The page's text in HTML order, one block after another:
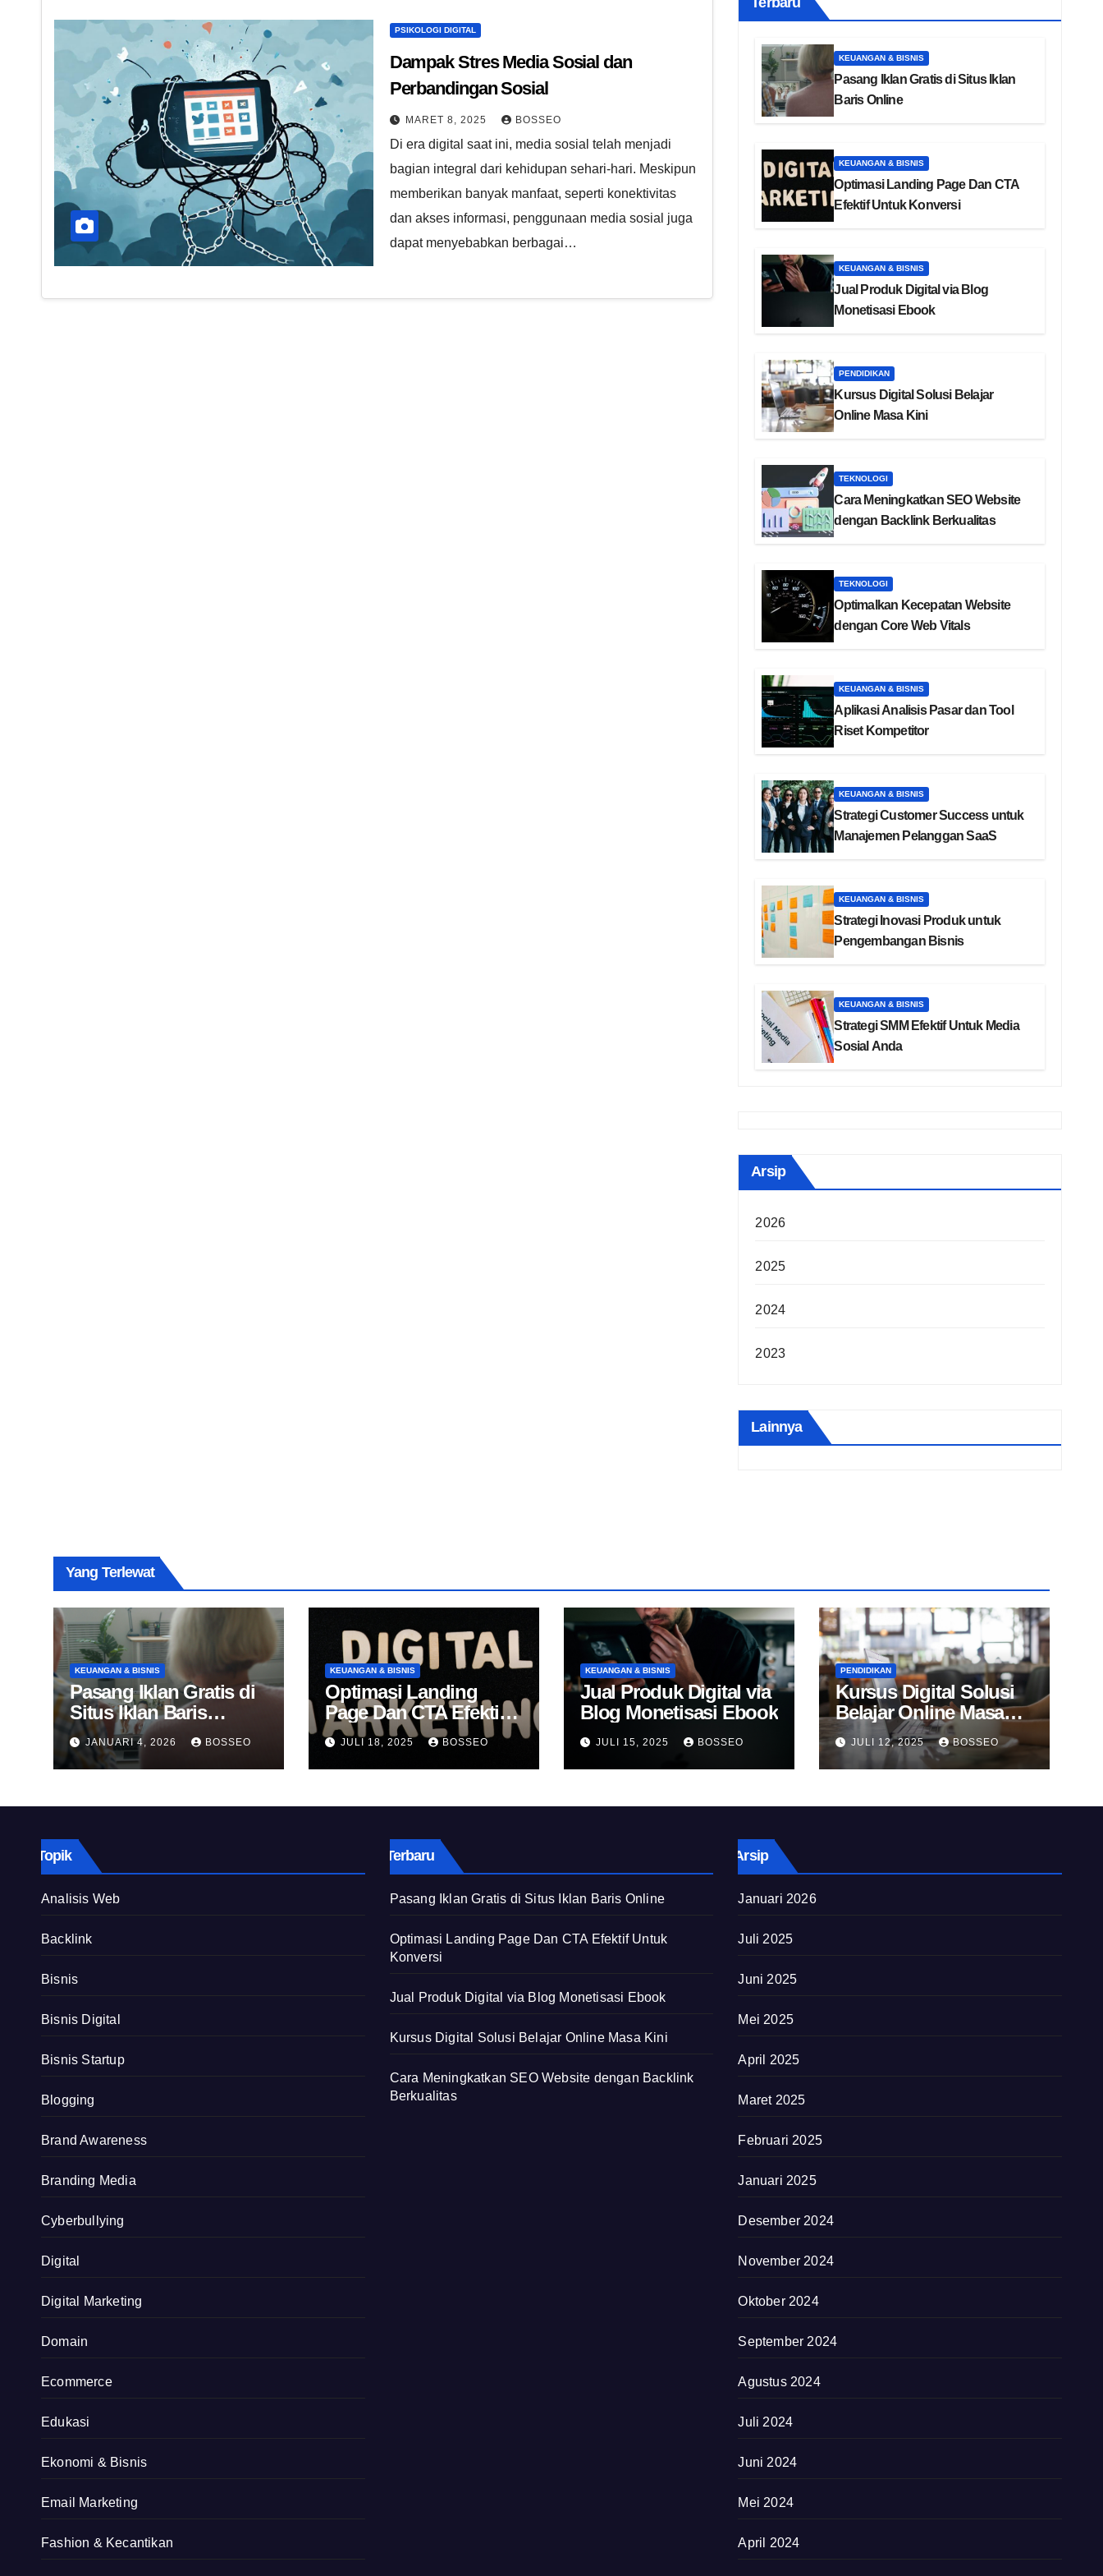
PSIKOLOGI DIGITAL
Dampak Stres Media Sosial dan
Perbandingan Sosial
MARET 8, 2025 BOSSEO
Di era digital saat ini, media sosial telah menjadi
bagian integral dari kehidupan sehari-hari. Meskipun
memberikan banyak manfaat, seperti konektivitas
dan akses informasi, penggunaan media sosial juga
dapat menyebabkan berbagai…
KEUANGAN & BISNIS
Pasang Iklan Gratis di Situs Iklan
Baris Online
KEUANGAN & BISNIS
Optimasi Landing Page Dan CTA
Efektif Untuk Konversi
KEUANGAN & BISNIS
Jual Produk Digital via Blog
Monetisasi Ebook
PENDIDIKAN
Kursus Digital Solusi Belajar
Online Masa Kini
TEKNOLOGI
Cara Meningkatkan SEO Website
dengan Backlink Berkualitas
TEKNOLOGI
Optimalkan Kecepatan Website
dengan Core Web Vitals
KEUANGAN & BISNIS
Aplikasi Analisis Pasar dan Tool
Riset Kompetitor
KEUANGAN & BISNIS
Strategi Customer Success untuk
Manajemen Pelanggan SaaS
KEUANGAN & BISNIS
Strategi Inovasi Produk untuk
Pengembangan Bisnis
KEUANGAN & BISNIS
Strategi SMM Efektif Untuk Media
Sosial Anda
Arsip
2026
2025
2024
2023
Lainnya
Yang Terlewat
KEUANGAN & BISNIS
Pasang Iklan Gratis di
Situs Iklan Baris
Online
JANUARI 4, 2026 BOSSEO
KEUANGAN & BISNIS
Optimasi Landing
Page Dan CTA Efektif
Untuk Konversi
JULI 18, 2025 BOSSEO
KEUANGAN & BISNIS
Jual Produk Digital via
Blog Monetisasi Ebook
JULI 15, 2025 BOSSEO
PENDIDIKAN
Kursus Digital Solusi
Belajar Online Masa
KiniJULI 12, 2025 BOSSEO
Topik
Analisis Web
Backlink
Bisnis
Bisnis Digital
Bisnis Startup
Blogging
Brand Awareness
Branding Media
Cyberbullying
Digital
Digital Marketing
Domain
Ecommerce
Edukasi
Ekonomi & Bisnis
Email Marketing
Fashion & Kecantikan
Terbaru
Pasang Iklan Gratis di Situs Iklan Baris Online
Optimasi Landing Page Dan CTA Efektif Untuk
Konversi
Jual Produk Digital via Blog Monetisasi Ebook
Kursus Digital Solusi Belajar Online Masa Kini
Cara Meningkatkan SEO Website dengan Backlink
Berkualitas
Arsip
Januari 2026
Juli 2025
Juni 2025
Mei 2025
April 2025
Maret 2025
Februari 2025
Januari 2025
Desember 2024
November 2024
Oktober 2024
September 2024
Agustus 2024
Juli 2024
Juni 2024
Mei 2024
April 2024